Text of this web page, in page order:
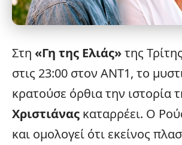
Στη «Γη της Ελιάς»της
στις 23:00 στον ANT1, το
κρατούσε όρθια την ιστορία
Χριστιάνας καταρρέει. Ο
και ομολογεί ότι εκείνος